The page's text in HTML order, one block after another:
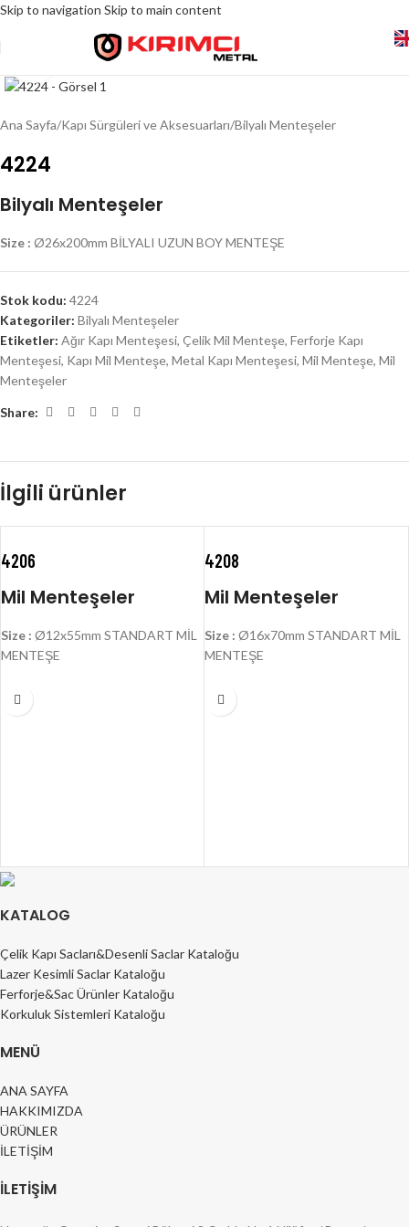
Skip to navigation Skip to main content
Click to enlarge
Ana Sayfa/Kapı Sürgüleri ve Aksesuarları/Bilyalı Menteşeler
4224
Bilyalı Menteşeler
Size : Ø26x200mm BİLYALI UZUN BOY MENTEŞE
Stok kodu: 4224
Kategoriler: Bilyalı Menteşeler
Etiketler: Ağır Kapı Menteşesi, Çelik Mil Menteşe, Ferforje Kapı
Menteşesi, Kapı Mil Menteşe, Metal Kapı Menteşesi, Mil Menteşe, Mil
Menteşeler
Share:
İlgili ürünler
4206
Mil Menteşeler
Size : Ø12x55mm STANDART MİL
MENTEŞE
4208
Mil Menteşeler
Size : Ø16x70mm STANDART MİL
MENTEŞE
KATALOG
Çelik Kapı Sacları&Desenli Saclar Kataloğu
Lazer Kesimli Saclar Kataloğu
Ferforje&Sac Ürünler Kataloğu
Korkuluk Sistemleri Kataloğu
MENÜ
ANA SAYFA
HAKKIMIZDA
ÜRÜNLER
İLETİŞİM
İLETİŞİM